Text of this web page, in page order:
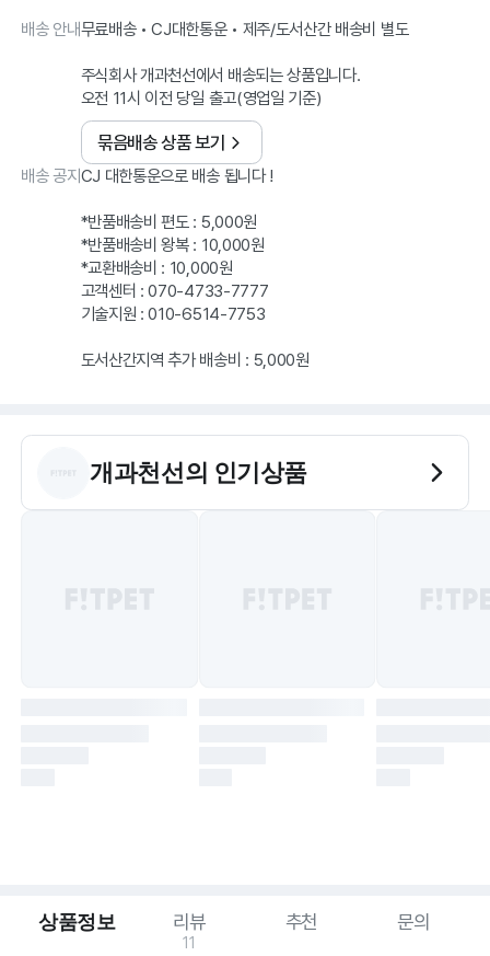
배송 안내무료배송 • CJ대한통운 • 제주/도서산간 배송비 별도
주식회사 개과천선에서 배송되는 상품입니다.
오전 11시 이전 당일 출고(영업일 기준)
묶음배송 상품 보기
배송 공지CJ 대한통운으로 배송 됩니다 !
*반품배송비 편도 : 5,000원
*반품배송비 왕복 : 10,000원
*교환배송비 : 10,000원
고객센터 : 070-4733-7777
기술지원 : 010-6514-7753
도서산간지역 추가 배송비 : 5,000원
개과천선의 인기상품
상품정보 리뷰
11
추천 문의